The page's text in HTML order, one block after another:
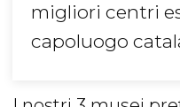
migliori centri
capoluogo